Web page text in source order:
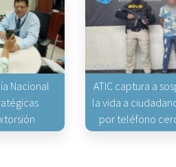
Nacional
ATIC captura a
la vida a
por teléfono